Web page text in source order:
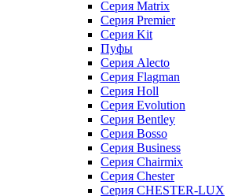
Серия Matrix
Серия Premier
Серия Kit
Пуфы
Серия Alecto
Серия Flagman
Серия Holl
Серия Evolution
Серия Bentley
Серия Bosso
Серия Business
Серия Chairmix
Серия Chester
Серия CHESTER-LUX